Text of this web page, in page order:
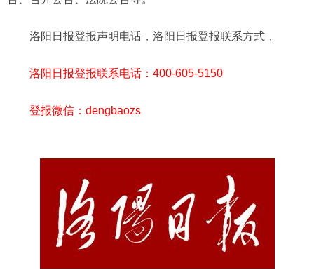
洛阳日报登报声明电话 ，洛阳日报登报联系方式，
洛阳日报登报联系电话： 400-605-5150
登报微信：dengbaozs